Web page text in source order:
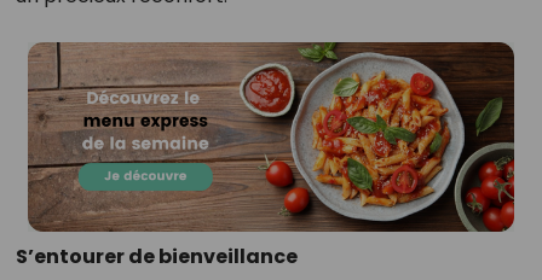
S’entourer de bienveillance